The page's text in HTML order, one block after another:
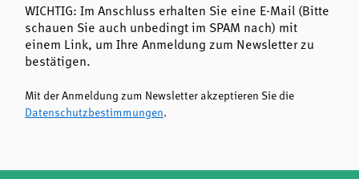
WICHTIG: Im Anschluss erhalten Sie eine E-Mail (Bitte
schauen Sie auch unbedingt im SPAM nach) mit
einem Link, um Ihre Anmeldung zum Newsletter zu
bestätigen.
Mit der Anmeldung zum Newsletter akzeptieren Sie die
Datenschutzbestimmungen.